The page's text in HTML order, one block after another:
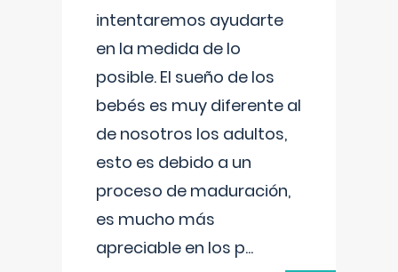
intentaremos ayudarte
en la medida de lo
posible. El sueño de los
bebés es muy diferente al
de nosotros los adultos,
esto es debido a un
proceso de maduración,
es mucho más
apreciable en los p...